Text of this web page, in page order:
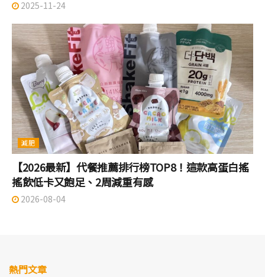
2025-11-24
減肥
【2026最新】代餐推薦排行榜TOP8！這款高蛋白搖
搖飲低卡又飽足、2周減重有感
2026-08-04
熱門文章